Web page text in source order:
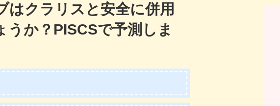
はクラリスと安全に併用
うか？PISCSで予測しま